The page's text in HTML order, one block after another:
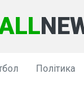
Політика